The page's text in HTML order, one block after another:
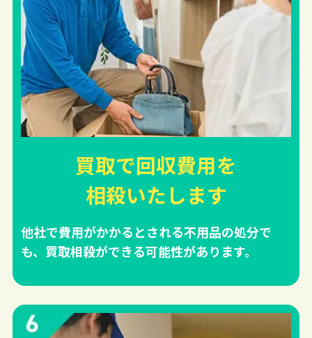
買取で回収費用を
相殺いたします
他社で費用がかかるとされる不用品の処分で
も、買取相殺ができる可能性があります。